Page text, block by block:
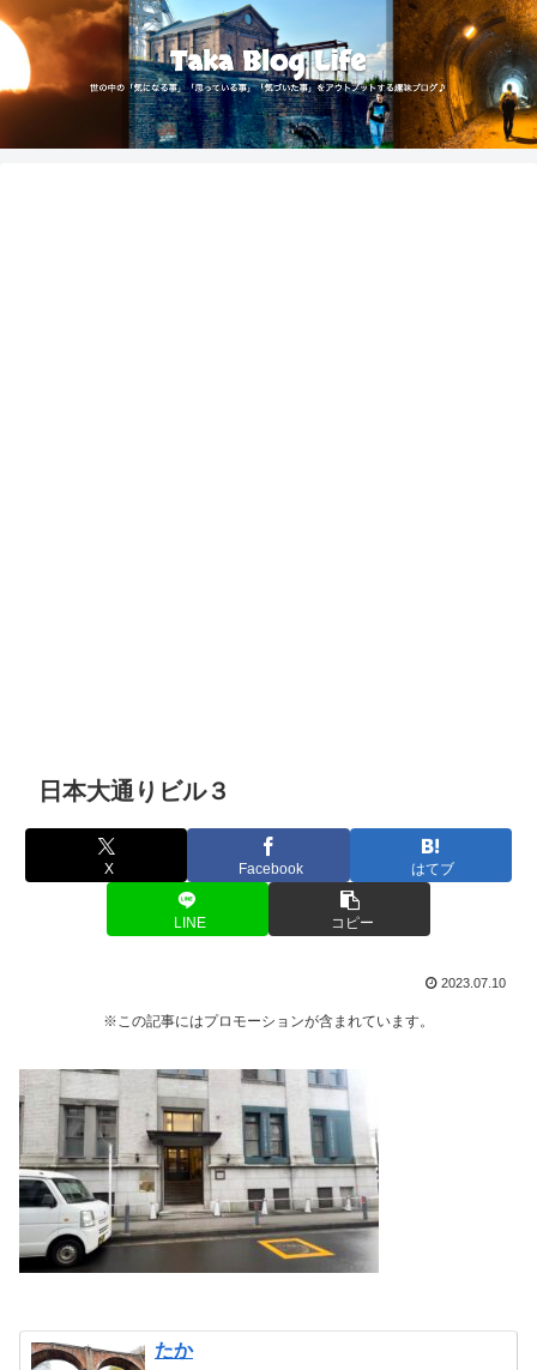
日本大通りビル３
X Facebook はてブ
LINE コピー
2023.07.10
※この記事にはプロモーションが含まれています。
たか